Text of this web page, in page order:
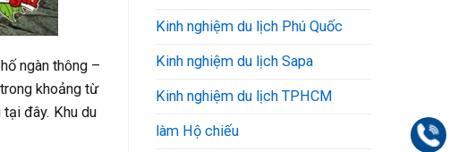
ngàn thông –
khoảng từ
đây. Khu du
Kinh nghiệm du lịch Phú Quốc
Kinh nghiệm du lịch Sapa
Kinh nghiệm du lịch TPHCM
làm Hộ chiếu